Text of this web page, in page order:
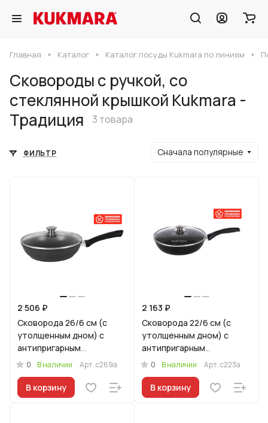
Главная Каталог Каталог посуды Kukmara по линиям
Сковороды с ручкой, со
стеклянной крышкой Kukmara -
Традиция
3 товара
ФИЛЬТР Сначала популярные
2 506 ₽
Сковорода 26/6 см (с
утолщенным дном) с
антипригарным
покрытием, с ручкой, со
стеклянной крышкой
0 В наличии Арт.с269а
В корзину
2 163 ₽
Сковорода 22/6 см (с
утолщенным дном) с
антипригарным
покрытием, с ручкой, со
стеклянной крышкой
0 В наличии Арт.с223а
В корзину